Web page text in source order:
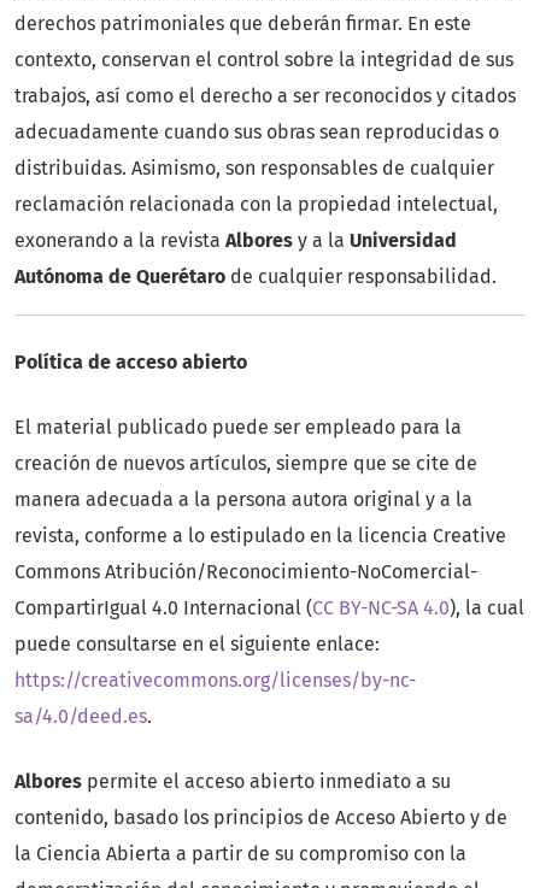
derechos patrimoniales que deberán firmar. En este
contexto, conservan el control sobre la integridad de sus
trabajos, así como el derecho a ser reconocidos y citados
adecuadamente cuando sus obras sean reproducidas o
distribuidas. Asimismo, son responsables de cualquier
reclamación relacionada con la propiedad intelectual,
exonerando a la revista Albores y a la Universidad
Autónoma de Querétaro de cualquier responsabilidad.
Política de acceso abierto
El material publicado puede ser empleado para la
creación de nuevos artículos, siempre que se cite de
manera adecuada a la persona autora original y a la
revista, conforme a lo estipulado en la licencia Creative
Commons Atribución/Reconocimiento-NoComercial-
CompartirIgual 4.0 Internacional (CC BY-NC-SA 4.0), la cual
puede consultarse en el siguiente enlace:
https://creativecommons.org/licenses/by-nc-
sa/4.0/deed.es.
Albores permite el acceso abierto inmediato a su
contenido, basado los principios de Acceso Abierto y de
la Ciencia Abierta a partir de su compromiso con la